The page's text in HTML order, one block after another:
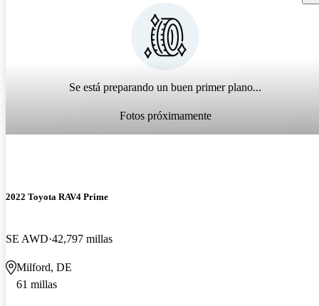
Se está preparando un buen primer plano...
Fotos próximamente
2022 Toyota RAV4 Prime
SE AWD 42,797 millas
Milford, DE
61 millas